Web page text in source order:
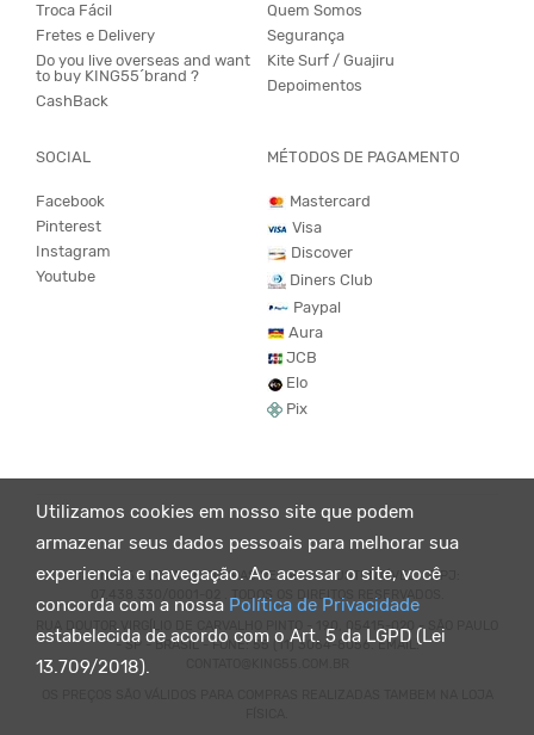
Utilizamos cookies em nosso site que podem
armazenar seus dados pessoais para melhorar sua
experiencia e navegação. Ao acessar o site, você
concorda com a nossa Política de Privacidade
estabelecida de acordo com o Art. 5 da LGPD (Lei
13.709/2018).
Troca Fácil
Fretes e Delivery
Do you live overseas and want
to buy KING55´brand ?
CashBack
Quem Somos
Segurança
Kite Surf / Guajiru
Depoimentos
SOCIAL
Facebook
Pinterest
Instagram
Youtube
MÉTODOS DE PAGAMENTO
Mastercard
Visa
Discover
Diners Club
Paypal
Aura
JCB
Elo
Pix
© KING55 - LOJA DE ROUPAS VEGANO E SUSTENTÁVEL. CNPJ:
07.438.330/0001-02 . TODOS OS DIREITOS RESERVADOS.
RUA DOUTOR VIRGÍLIO DE CARVALHO PINTO - 190, 05415-020 - SÃO PAULO
- SP - BRASIL - FONE: 55 (11) 3064-8056. EMAIL: